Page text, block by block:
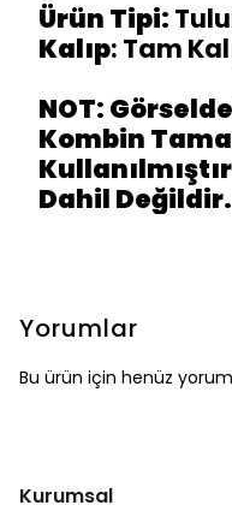
Ürün Tipi:
Kalıp: Tam
NOT:
Kombin
Dahil Değildir.
Yorumlar
Bu ürün için henüz yorum
Kurumsal